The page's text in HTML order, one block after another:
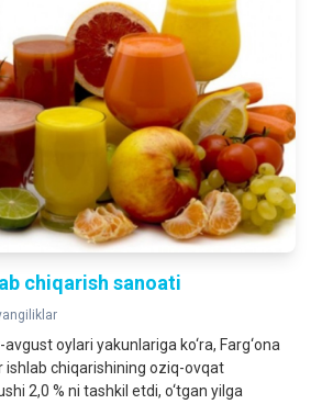
chiqarish sanoati
oylari yakunlariga ko‘ra, Farg‘ona
ishlab chiqarishining oziq-ovqat
2,0 % ni tashkil etdi, o‘tgan yilga